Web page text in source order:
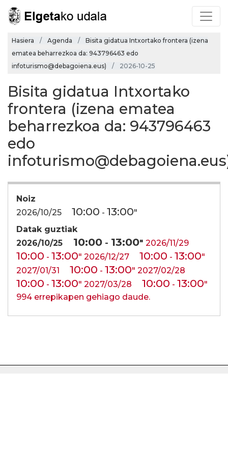
Hasiera Agenda
Bisita gidatua Intxortako frontera (izena
ematea beharrezkoa da: 943796463 edo
infoturismo@debagoiena.eus)
2026-10-25
Bisita gidatua Intxortako
frontera (izena ematea
beharrezkoa da: 943796463
edo
Noiz
2026/10/25
10:00 - 13:00"
Datak guztiak
2026/10/25
10:00 - 13:00" 2026/11/29
10:00 - 13:00" 2026/12/27 10:00 - 13:00"
2027/01/31
10:00 - 13:00" 2027/02/28
10:00 - 13:00" 2027/03/28 10:00 - 13:00"
994 errepikapen gehiago daude.